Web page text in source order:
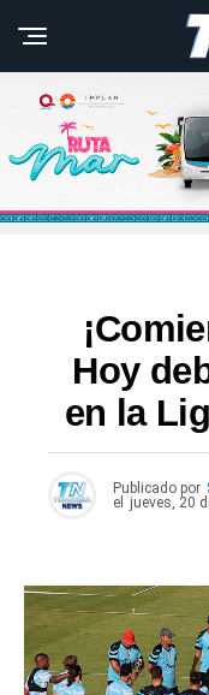
Hoy
en la
Publicado por
el
jueves, 20